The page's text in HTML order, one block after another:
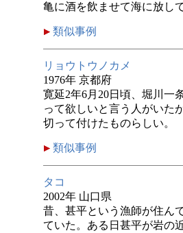
亀に酒を飲ませて海に放し
類似事例
リョウトウノカメ
1976年 京都府
寛延2年6月20日頃、堀川一
って欲しいと言う人がいた
切って付けたものらしい。
類似事例
タコ
2002年 山口県
昔、甚平という漁師が住ん
ていた。ある日甚平が岩の